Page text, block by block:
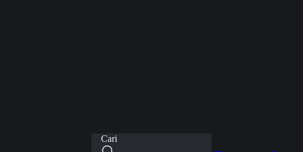
Cari